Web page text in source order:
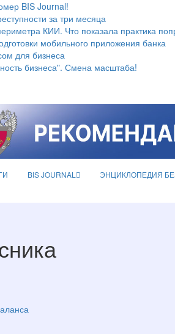
BIS Journal!
за три месяца
КИИ. Что показала практика
мобильного приложения банка
для бизнеса
бизнеса". Смена масштаба!
BIS JOURNAL ЭНЦИКЛОПЕДИЯ